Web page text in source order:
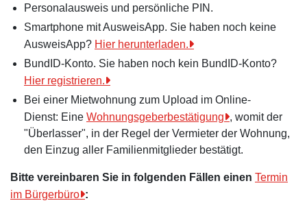
Personalausweis und persönliche PIN.
Smartphone mit AusweisApp. Sie haben noch keine
AusweisApp? Hier herunterladen.
BundID-Konto. Sie haben noch kein BundID-Konto?
Hier registrieren.
Bei einer Mietwohnung zum Upload im Online-
Dienst: Eine Wohnungsgeberbestätigung , womit der
"Überlasser", in der Regel der Vermieter der Wohnung,
den Einzug aller Familienmitglieder bestätigt.
Bitte vereinbaren Sie in folgenden Fällen einen Termin
im Bürgerbüro :